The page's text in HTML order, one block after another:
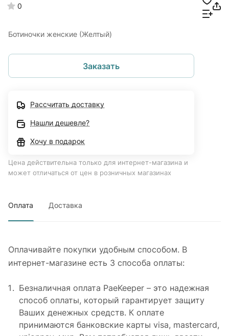
0
Ботиночки женские (Желтый)
Заказать
Рассчитать доставку
Нашли дешевле?
Хочу в подарок
Цена действительна только для интернет-магазина и
может отличаться от цен в розничных магазинах
Оплата Доставка
Оплачивайте покупки удобным способом. В
интернет-магазине есть 3 способа оплаты:
Безналичная оплата PaeKeeper – это надежная
способ оплаты, который гарантирует защиту
Ваших денежных средств. К оплате
принимаются банковские карты visa, mastercard,